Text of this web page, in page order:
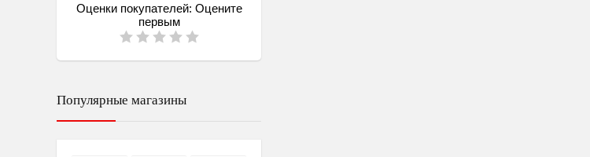
Оценки покупателей: Оцените
первым
Популярные магазины